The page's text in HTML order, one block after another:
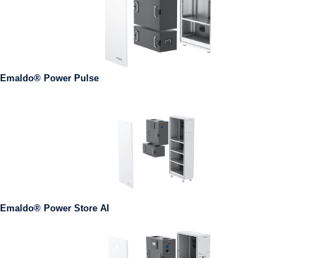
Emaldo® Power Pulse
Emaldo® Power Store AI